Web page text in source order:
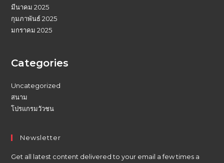
มีนาคม 2025
กุมภาพันธ์ 2025
มกราคม 2025
Categories
Uncategorized
สนาม
โปรแกรมวัวชน
Newsletter
Get all latest content delivered to your email a few times a